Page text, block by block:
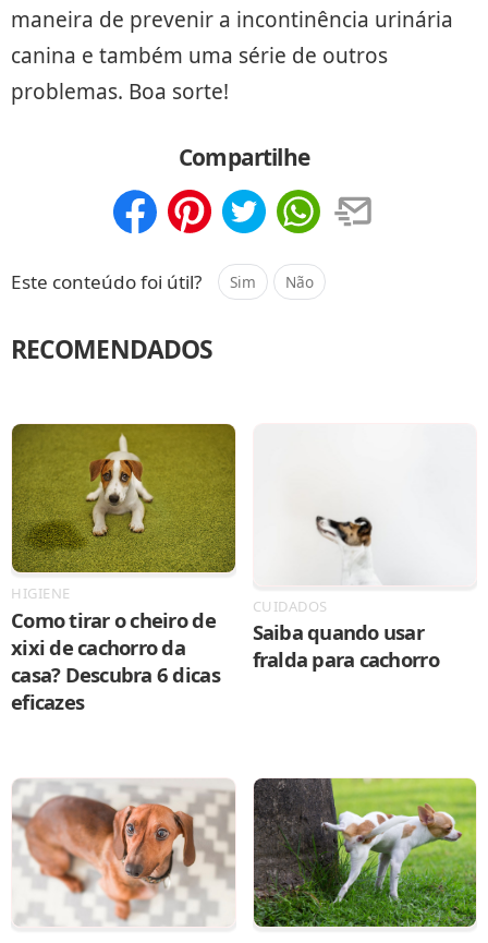
maneira de prevenir a incontinência urinária
canina e também uma série de outros
problemas. Boa sorte!
Compartilhe
Este conteúdo foi útil? Sim Não
RECOMENDADOS
HIGIENE
Como tirar o cheiro de
xixi de cachorro da
casa? Descubra 6 dicas
eficazes
CUIDADOS
Saiba quando usar
fralda para cachorro